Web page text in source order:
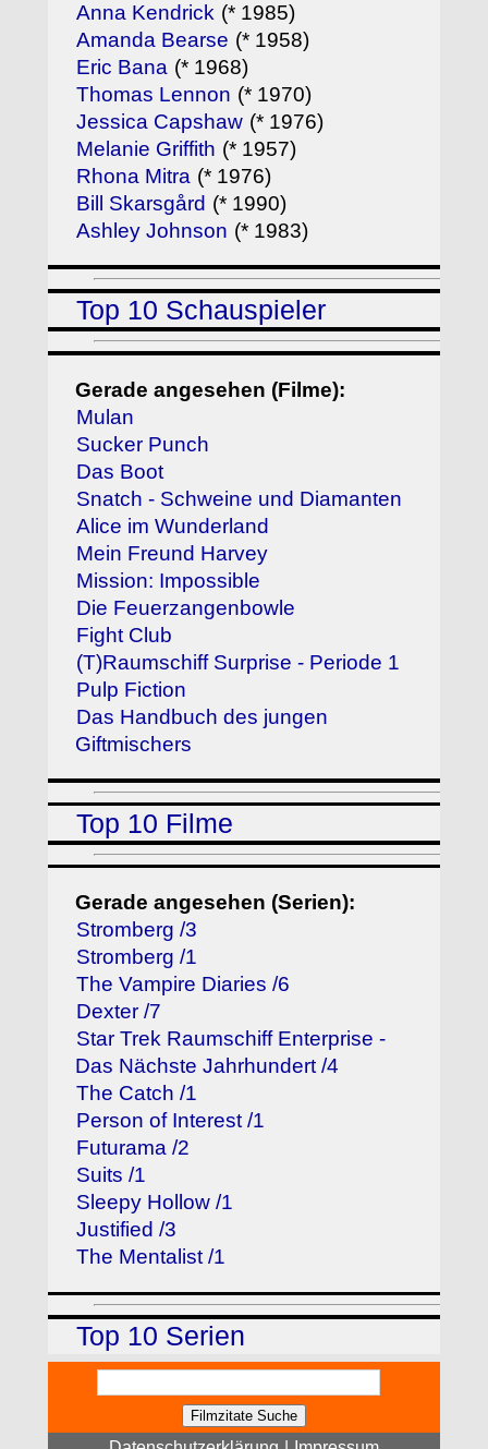
Anna Kendrick (* 1985)
Amanda Bearse (* 1958)
Eric Bana (* 1968)
Thomas Lennon (* 1970)
Jessica Capshaw (* 1976)
Melanie Griffith (* 1957)
Rhona Mitra (* 1976)
Bill Skarsgård (* 1990)
Ashley Johnson (* 1983)
Top 10 Schauspieler
Gerade angesehen (Filme):
Mulan
Sucker Punch
Das Boot
Snatch - Schweine und Diamanten
Alice im Wunderland
Mein Freund Harvey
Mission: Impossible
Die Feuerzangenbowle
Fight Club
(T)Raumschiff Surprise - Periode 1
Pulp Fiction
Das Handbuch des jungen
Giftmischers
Top 10 Filme
Gerade angesehen (Serien):
Stromberg /3
Stromberg /1
The Vampire Diaries /6
Dexter /7
Star Trek Raumschiff Enterprise -
Das Nächste Jahrhundert /4
The Catch /1
Person of Interest /1
Futurama /2
Suits /1
Sleepy Hollow /1
Justified /3
The Mentalist /1
Top 10 Serien